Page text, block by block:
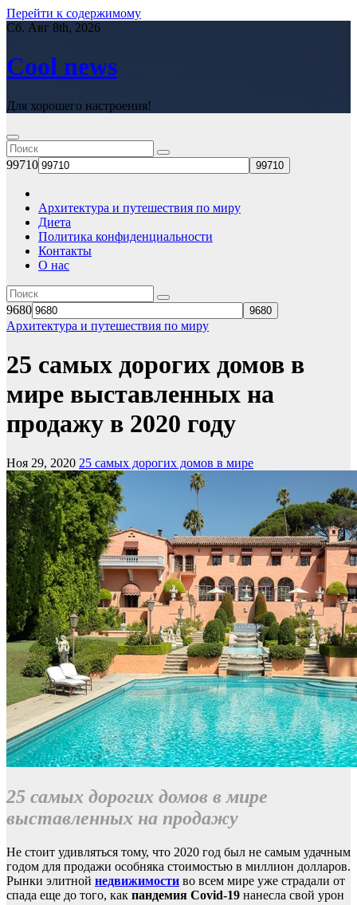
Перейти к содержимому
Сб. Авг 8th, 2026
Cool news
Для хорошего настроения!
99710
Архитектура и путешествия по миру
Диета
Политика конфиденциальности
Контакты
О нас
9680
Архитектура и путешествия по миру
25 самых дорогих домов в
мире выставленных на
продажу в 2020 году
Ноя 29, 2020 25 самых дорогих домов в мире
25 самых дорогих домов в мире
выставленных на продажу
Не стоит удивляться тому, что 2020 год был не самым удачным
годом для продажи особняка стоимостью в миллион долларов.
Рынки элитной недвижимости во всем мире уже страдали от
спада еще до того, как пандемия Covid-19 нанесла свой урон